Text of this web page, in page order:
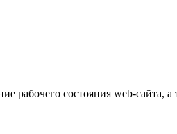
рабочего состояния web-сайта,